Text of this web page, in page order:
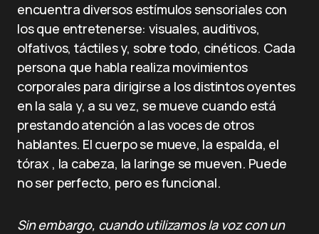
encuentra diversos estímulos sensoriales con
los que entretenerse: visuales, auditivos,
olfativos, táctiles y, sobre todo, cinéticos. Cada
persona que habla realiza movimientos
corporales para dirigirse a los distintos oyentes
en la sala y, a su vez, se mueve cuando está
prestando atención a las voces de otros
hablantes. El cuerpo se mueve, la espalda, el
tórax , la cabeza, la laringe se mueven. Puede
no ser perfecto, pero es funcional.
Sin embargo, cuando utilizamos la voz con un